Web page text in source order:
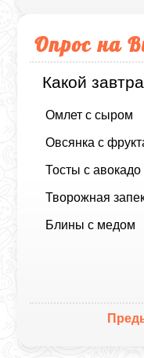
Опрос на
Какой
Омлет с сыром
Овсянка с
Тосты с авокадо
Творожная
Блины с медом